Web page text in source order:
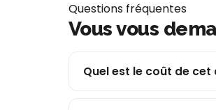
Questions fréquentes
Vous vous
Quel est le coût de